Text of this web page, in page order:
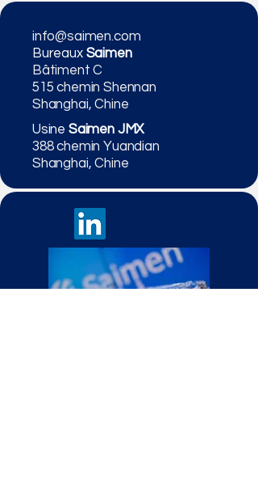
info@saimen.com
BureauxSaimen
Bâtiment C
515 chemin Shennan
Shanghai, Chine
Usine Saimen JMX
388 chemin Yuandian
Shanghai, Chine